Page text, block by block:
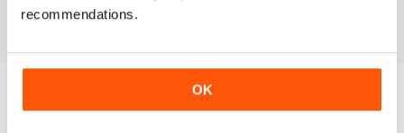
recommendations.
OK
Vista|Al carrello